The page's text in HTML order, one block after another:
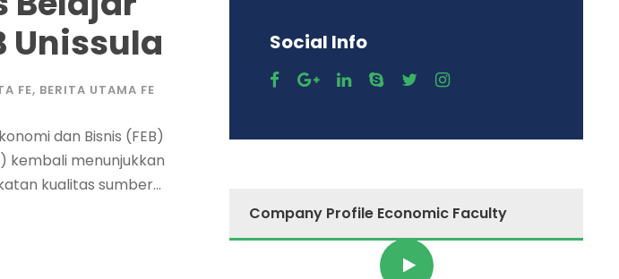
Unissula
FE, BERITA UTAMA FE
dan Bisnis (FEB)
kembali menunjukkan
kualitas sumber...
Social Info
Company Profile Economic Faculty